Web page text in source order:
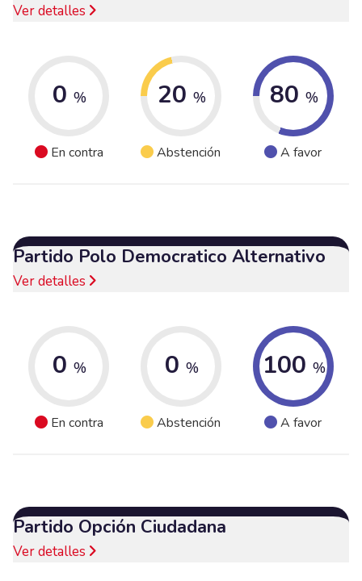
Ver detalles
0 %
En contra
20 %
Abstención
80 %
A favor
Partido Polo Democratico Alternativo
Ver detalles
0 %
En contra
0 %
Abstención
100 %
A favor
Partido Opción Ciudadana
Ver detalles